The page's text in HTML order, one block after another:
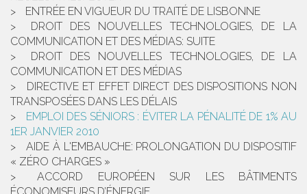
ENTRÉE EN VIGUEUR DU TRAITÉ DE LISBONNE
DROIT DES NOUVELLES TECHNOLOGIES, DE LA
COMMUNICATION ET DES MÉDIAS: SUITE
DROIT DES NOUVELLES TECHNOLOGIES, DE LA
COMMUNICATION ET DES MÉDIAS
DIRECTIVE ET EFFET DIRECT DES DISPOSITIONS NON
TRANSPOSÉES DANS LES DÉLAIS
EMPLOI DES SÉNIORS : ÉVITER LA PÉNALITÉ DE 1% AU
1ER JANVIER 2010
AIDE À L'EMBAUCHE: PROLONGATION DU DISPOSITIF
« ZÉRO CHARGES »
ACCORD EUROPÉEN SUR LES BÂTIMENTS